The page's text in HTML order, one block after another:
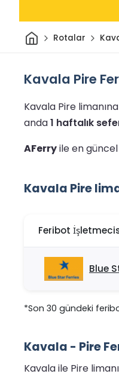
Ev Rotalar
Kavala Pire
Kavala Pire
anda1 haftalık
AFerryile en
Kavala Pire
Feribot
Blue
*Son 30 gündeki
Kavala - Pire
Kavala ile Pire